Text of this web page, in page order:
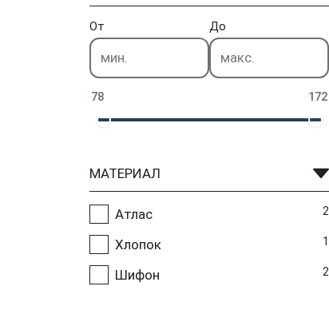
От До
78 172
МАТЕРИАЛ
Атлас 2
Хлопок 1
Шифон 2